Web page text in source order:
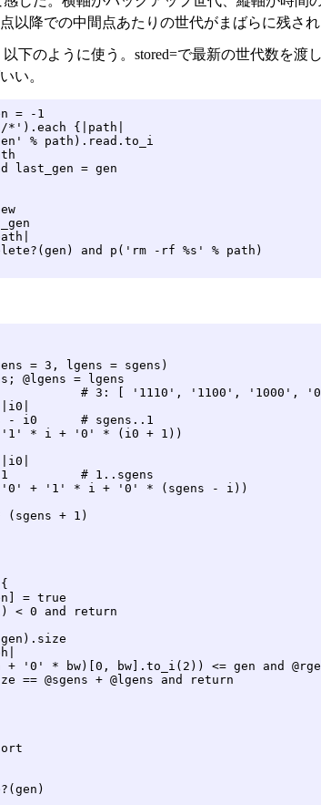
以降での中間点あたりの世代がまばらに残さ
下のように使う。stored=で最新の世代数を渡
い。
= -1
*').each {|path|
% path).read.to_i
last_gen = gen
and p('rm -rf %s' % path)
= 3, lgens = sgens)
@lgens = lgens
# 3: [ '1110', '1100', '1000',
- i0      # sgens..1
* i + '0' * (i0 + 1))
# 1..sgens
+ '1' * i + '0' * (sgens - i))
(sgens + 1)
= true
< 0 and return
+ '0' * bw)[0, bw].to_i(2)) <= gen and
== @sgens + @lgens and return